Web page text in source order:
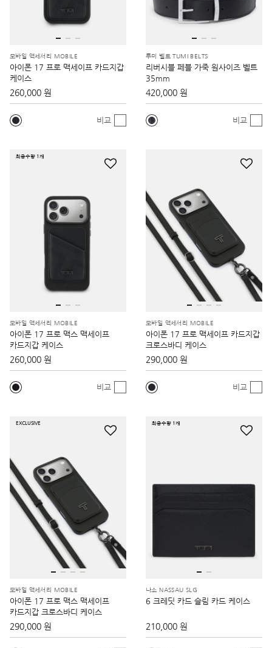
모바일 액세서리 MOBILE
아이폰 17 프로 맥세이프 카드지갑
케이스
260,000 원
비교
투미 벨트 TUMI BELTS
리버시블 페블 가죽 원사이즈 벨트
35mm
420,000 원
비교
최종수량 1개
모바일 액세서리 MOBILE
아이폰 17 프로 맥스 맥세이프
카드지갑 케이스
260,000 원
비교
모바일 액세서리 MOBILE
아이폰 17 프로 맥세이프 카드지갑
크로스바디 케이스
290,000 원
비교
EXCLUSIVE
모바일 액세서리 MOBILE
아이폰 17 프로 맥스 맥세이프
카드지갑 크로스바디 케이스
290,000 원
최종수량 1개
나소 NASSAU SLG
6 크레딧 카드 슬림 카드 케이스
210,000 원